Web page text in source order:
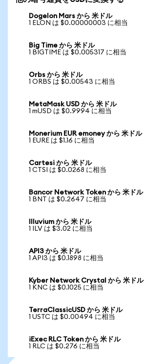
Dogelon Mars から 米ドル
1 ELON は $0.00000003 に相当
Big Time から 米ドル
1 BIGTIME は $0.005317 に相当
Orbs から 米ドル
1 ORBS は $0.00543 に相当
MetaMask USD から 米ドル
1 mUSD は $0.9994 に相当
Monerium EUR emoney から 米ドル
1 EURE は $1.16 に相当
Cartesi から 米ドル
1 CTSI は $0.0268 に相当
Bancor Network Token から 米ドル
1 BNT は $0.2647 に相当
Illuvium から 米ドル
1 ILV は $3.02 に相当
API3 から 米ドル
1 API3 は $0.1898 に相当
Kyber Network Crystal から 米ドル
1 KNC は $0.1025 に相当
TerraClassicUSD から 米ドル
1 USTC は $0.00494 に相当
iExec RLC Token から 米ドル
1 RLC は $0.276 に相当